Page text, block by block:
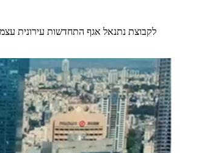
לקבוצת נתנאל אגף התחדשות עירונית